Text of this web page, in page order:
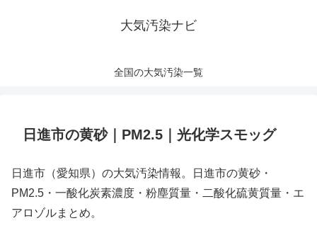
大気汚染ナビ
全国の大気汚染一覧
日進市の黄砂｜PM2.5｜光化学スモッグ
日進市（愛知県）の大気汚染情報。日進市の黄砂・
PM2.5・一酸化炭素濃度・粉塵質量・二酸化硫黄質量・エ
アロゾルまとめ。